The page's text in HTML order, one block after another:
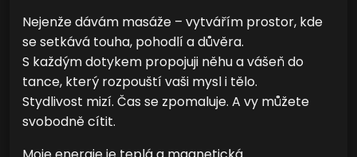
Nejenže dávám masáže – vytvářím prostor, kde
se setkává touha, pohodlí a důvěra.
S každým dotykem propojuji něhu a vášeň do
tance, který rozpouští vaši mysl i tělo.
Stydlivost mizí. Čas se zpomaluje. A vy můžete
svobodně cítit.